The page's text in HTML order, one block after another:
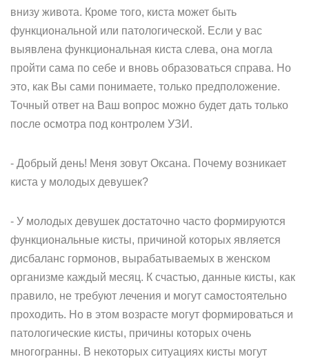
внизу живота. Кроме того, киста может быть
функциональной или патологической. Если у вас
выявлена функциональная киста слева, она могла
пройти сама по себе и вновь образоваться справа. Но
это, как Вы сами понимаете, только предположение.
Точный ответ на Ваш вопрос можно будет дать только
после осмотра под контролем УЗИ.
- Добрый день! Меня зовут Оксана. Почему возникает
киста у молодых девушек?
- У молодых девушек достаточно часто формируются
функциональные кисты, причиной которых является
дисбаланс гормонов, вырабатываемых в женском
организме каждый месяц. К счастью, данные кисты, как
правило, не требуют лечения и могут самостоятельно
проходить. Но в этом возрасте могут формироваться и
патологические кисты, причины которых очень
многогранны. В некоторых ситуациях кисты могут